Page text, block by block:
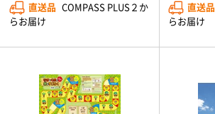
直送品 COMPASS PLUS２か
らお届け
直送品
らお届け